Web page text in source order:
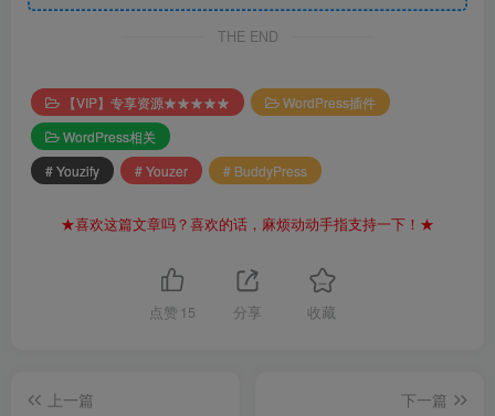
THE END
【VIP】专享资源★★★★★
WordPress插件
WordPress相关
# Youzify
# Youzer # BuddyPress
★喜欢这篇文章吗？喜欢的话，麻烦动动手指支持一下！★
点赞 15 分享 收藏
上一篇
下一篇